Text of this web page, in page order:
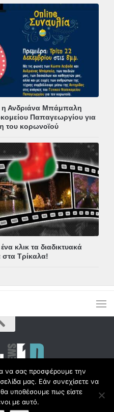
η Ανδριάνα Μπάμπαλη
Παπαγεωργίου για
του κορωνοϊού
κλικ τα διαδικτυακά
στα Τρίκαλα!
2012-2017 |
να σας προσφέρουμε την
μας. Εάν συνεχίσετε να
θα υποθέσουμε πως είστε
με αυτό.